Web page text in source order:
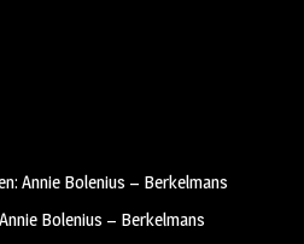
Annie Bolenius – Berkelmans
Bolenius – Berkelmans